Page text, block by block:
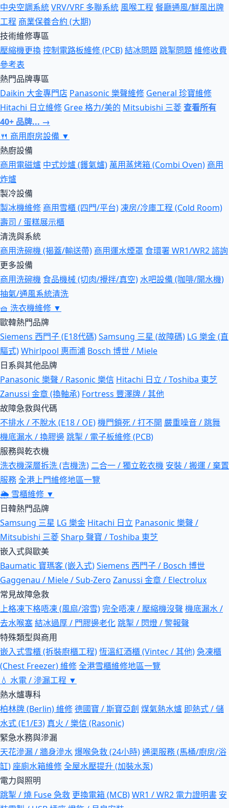
中央空調系統VRV/VRF 多聯系統 風喉工程 餐廳通風/鮮風出牌
工程 商業保養合約 (大期)
技術維修專區
壓縮機更換控制電路板維修 (PCB)結冰問題跳掣問題維修收費
參考表
熱門品牌專區
Daikin 大金專門店 Panasonic 樂聲維修 General 珍寶維修
Hitachi 日立維修 Gree 格力/美的 Mitsubishi 三菱查看所有
40+ 品牌... →
🍴 商用廚房設備 ▼
熱廚設備
商用電磁爐 中式炒爐 (鑊氣爐) 萬用蒸烤箱 (Combi Oven) 商用
炸爐
製冷設備
製冰機維修 商用雪櫃 (四門/平台)凍房/冷庫工程 (Cold Room)
壽司 / 蛋糕展示櫃
清洗與系統
商用洗碗機 (揭蓋/輸送帶) 商用運水煙罩 食環署 WR1/WR2 諮詢
更多設備
商用洗碗機 食品機械 (切肉/攪拌/真空)水吧設備 (咖啡/開水機)
抽氣/通風系統清洗
🧺 洗衣機維修 ▼
歐韓熱門品牌
Siemens 西門子 (E18代碼)Samsung 三星 (故障碼) LG 樂金 (直
驅式)Whirlpool 惠而浦 Bosch 博世 / Miele
日系與其他品牌
Panasonic 樂聲 / Rasonic 樂信 Hitachi 日立 / Toshiba 東芝
Zanussi 金章 (換軸承) Fortress 豐澤牌 / 其他
故障急救與代碼
不排水 / 不脫水 (E18 / OE)機門鎖死 / 打不開 嚴重噪音 / 跳舞
機底漏水 / 換膠邊跳掣 / 電子板維修 (PCB)
服務與乾衣機
洗衣機深層拆洗 (吉機洗) 二合一 / 獨立乾衣機 安裝 / 搬運 / 棄置
服務全港上門維修地區一覽
🌦 雪櫃維修 ▼
日韓熱門品牌
Samsung 三星 LG 樂金 Hitachi 日立 Panasonic 樂聲 /
Mitsubishi 三菱Sharp 聲寶 / Toshiba 東芝
嵌入式與歐美
Baumatic 寶瑪客 (嵌入式)Siemens 西門子 / Bosch 博世
Gaggenau / Miele / Sub-Zero Zanussi 金章 / Electrolux
常見故障急救
上格凍下格唔凍 (風扇/溶雪)完全唔凍 / 壓縮機沒聲 機底漏水 /
去水喉塞結冰過厚 / 門膠邊老化跳掣 / 閃燈 / 警報聲
特殊類型與商用
嵌入式雪櫃 (拆裝廚櫃工程)恆溫紅酒櫃 (Vintec / 其他)急凍櫃
(Chest Freezer) 維修全港雪櫃維修地區一覽
💧 水電 / 滲漏工程 ▼
熱水爐專科
柏林牌 (Berlin) 維修德國寶 / 斯寶亞創 煤氣熱水爐 即熱式 / 儲
水式 (E1/E3) 真火 / 樂信 (Rasonic)
緊急水務與滲漏
天花滲漏 / 牆身滲水爆喉急救 (24小時)通渠服務 (馬桶/廚房/浴
缸) 座廁水箱維修全屋水壓提升 (加裝水泵)
電力與照明
跳掣 / 燒 Fuse 急救 更換電箱 (MCB)WR1 / WR2 電力證明書 安